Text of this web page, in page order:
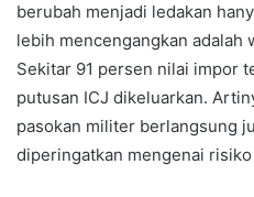
berubah menjadi ledakan
lebih mencengangkan adalah
Sekitar 91 persen nilai impor
putusan ICJ dikeluarkan.
pasokan militer berlangsung
diperingatkan mengenai